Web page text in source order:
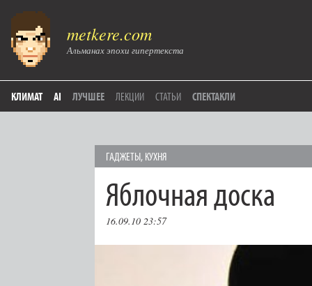
metkere.com
Альманах эпохи гипертекста
КЛИМАТ AI ЛУЧШЕЕ ЛЕКЦИИ СТАТЬИ СПЕКТАКЛИ
ГAДЖЕТЫ, КУХНЯ
Яблочная доска
16.09.10 23:57